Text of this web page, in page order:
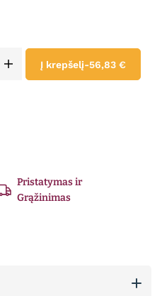
Į krepšelį-56,83 €
Pristatymas ir
Grąžinimas